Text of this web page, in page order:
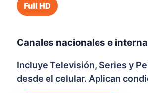
Full HD
Canales nacionales e
Incluye Televisión, Series y
desde el celular. Aplican